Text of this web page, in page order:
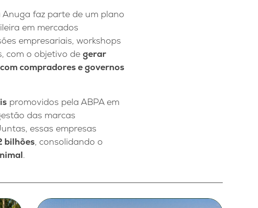
faz parte de um plano
em mercados
empresariais, workshops
com o objetivo de gerar
compradores e governos
promovidos pela ABPA em
das marcas
essas empresas
bilhões, consolidando o
.